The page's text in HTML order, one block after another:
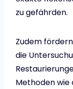
zu gefährden.
Zudem fördern
die
Methoden wie